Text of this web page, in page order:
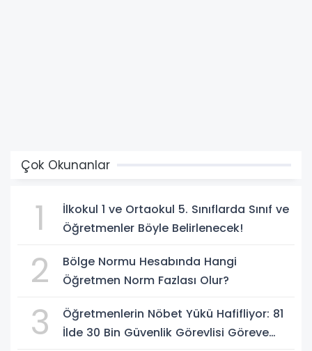
Çok Okunanlar
1
İlkokul 1 ve Ortaokul 5. Sınıflarda Sınıf ve
Öğretmenler Böyle Belirlenecek!
2
Bölge Normu Hesabında Hangi
Öğretmen Norm Fazlası Olur?
3
Öğretmenlerin Nöbet Yükü Hafifliyor: 81
İlde 30 Bin Güvenlik Görevlisi Göreve